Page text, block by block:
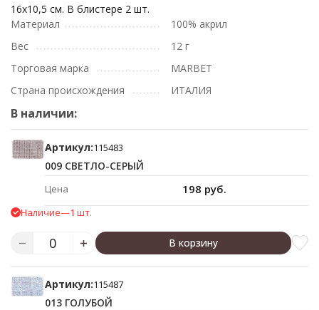
16х10,5 см. В блистере 2 шт.
Материал
100% акрил
Вес
12 г
Торговая марка
MARBET
Страна происхождения
ИТАЛИЯ
В наличии:
Артикул:115483
009 СВЕТЛО-СЕРЫЙ
Цена 198 руб.
Наличие—1 шт.
В корзину
Артикул:115487
013 ГОЛУБОЙ